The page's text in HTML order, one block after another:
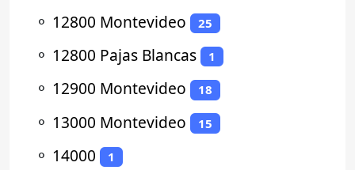
⚬ 12800 Montevideo 25
⚬ 12800 Pajas Blancas 1
⚬ 12900 Montevideo 18
⚬ 13000 Montevideo 15
⚬ 14000 1